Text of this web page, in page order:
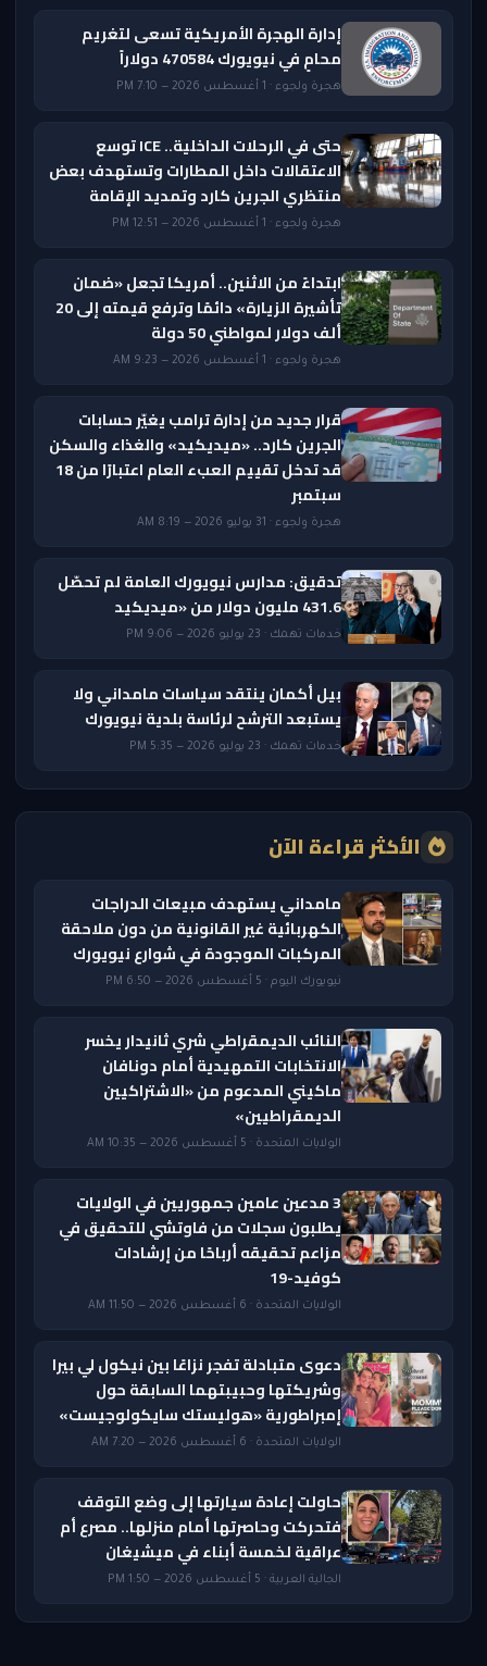
إدارة الهجرة الأمريكية تسعى لتغريم
محامٍ في نيويورك 470584 دولاراً
هجرة ولجوء · 1 أغسطس 2026 — 7:10 PM
حتى في الرحلات الداخلية.. ICE توسع
الاعتقالات داخل المطارات وتستهدف بعض
منتظري الجرين كارد وتمديد الإقامة
هجرة ولجوء · 1 أغسطس 2026 — 12:51 PM
ابتداءً من الاثنين.. أمريكا تجعل «ضمان
تأشيرة الزيارة» دائمًا وترفع قيمته إلى 20
ألف دولار لمواطني 50 دولة
هجرة ولجوء · 1 أغسطس 2026 — 9:23 AM
قرار جديد من إدارة ترامب يغيّر حسابات
الجرين كارد.. «ميديكيد» والغذاء والسكن
قد تدخل تقييم العبء العام اعتبارًا من 18
سبتمبر
هجرة ولجوء · 31 يوليو 2026 — 8:19 AM
تدقيق: مدارس نيويورك العامة لم تحصّل
431.6 مليون دولار من «ميديكيد
خدمات تهمك · 23 يوليو 2026 — 9:06 PM
بيل أكمان ينتقد سياسات مامداني ولا
يستبعد الترشح لرئاسة بلدية نيويورك
خدمات تهمك · 23 يوليو 2026 — 5:35 PM
الأكثر قراءة الآن
مامداني يستهدف مبيعات الدراجات
الكهربائية غير القانونية من دون ملاحقة
المركبات الموجودة في شوارع نيويورك
نيويورك اليوم · 5 أغسطس 2026 — 6:50 PM
النائب الديمقراطي شري ثانيدار يخسر
الانتخابات التمهيدية أمام دونافان
ماكيني المدعوم من «الاشتراكيين
الديمقراطيين»
الولايات المتحدة · 5 أغسطس 2026 — 10:35 AM
3 مدعين عامين جمهوريين في الولايات
يطلبون سجلات من فاوتشي للتحقيق في
مزاعم تحقيقه أرباحًا من إرشادات
كوفيد-19
الولايات المتحدة · 6 أغسطس 2026 — 11:50 AM
دعوى متبادلة تفجر نزاعًا بين نيكول لي بيرا
وشريكتها وحبيبتهما السابقة حول
إمبراطورية «هوليستك سايكولوجيست»
الولايات المتحدة · 6 أغسطس 2026 — 7:20 AM
حاولت إعادة سيارتها إلى وضع التوقف
فتحركت وحاصرتها أمام منزلها.. مصرع أم
عراقية لخمسة أبناء في ميشيغان
الجالية العربية · 5 أغسطس 2026 — 1:50 PM